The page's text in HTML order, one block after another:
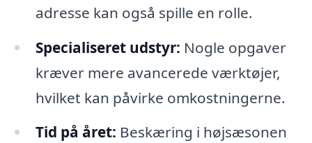
adresse kan også spille en rolle.
Specialiseret udstyr: Nogle opgaver
kræver mere avancerede værktøjer,
hvilket kan påvirke omkostningerne.
Tid på året: Beskæring i højsæsonen